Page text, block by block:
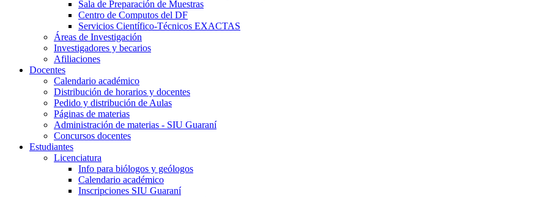
Sala de Preparación de Muestras
Centro de Computos del DF
Servicios Científico-Técnicos EXACTAS
Áreas de Investigación
Investigadores y becarios
Afiliaciones
Docentes
Calendario académico
Distribución de horarios y docentes
Pedido y distribución de Aulas
Páginas de materias
Administración de materias - SIU Guaraní
Concursos docentes
Estudiantes
Licenciatura
Info para biólogos y geólogos
Calendario académico
Inscripciones SIU Guaraní